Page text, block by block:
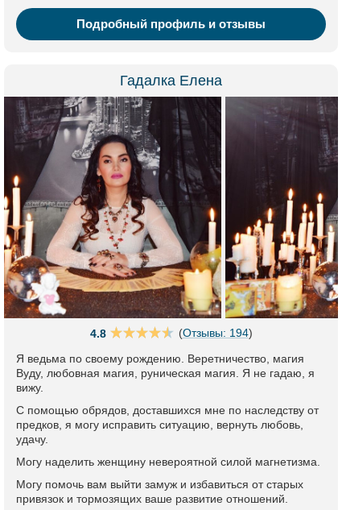
Подробный профиль и отзывы
Гадалка Елена
4.8 (Отзывы: 194)
Я ведьма по своему рождению. Веретничество, магия
Вуду, любовная магия, руническая магия. Я не гадаю, я
вижу.
С помощью обрядов, доставшихся мне по наследству от
предков, я могу исправить ситуацию, вернуть любовь,
удачу.
Могу наделить женщину невероятной силой магнетизма.
Могу помочь вам выйти замуж и избавиться от старых
привязок и тормозящих ваше развитие отношений.